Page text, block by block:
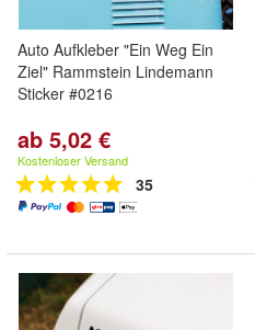
Auto Aufkleber "Ein Weg Ein
Ziel" Rammstein Lindemann
Sticker #0216
ab 5,02 €
Kostenloser Versand
35